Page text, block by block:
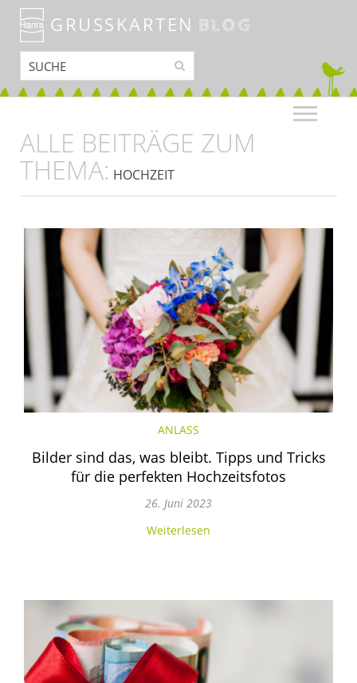
GRUSSKARTEN BLOG
ALLE BEITRÄGE ZUM
THEMA: HOCHZEIT
ANLASS
Bilder sind das, was bleibt. Tipps und Tricks
für die perfekten Hochzeitsfotos
26. Juni 2023
Weiterlesen